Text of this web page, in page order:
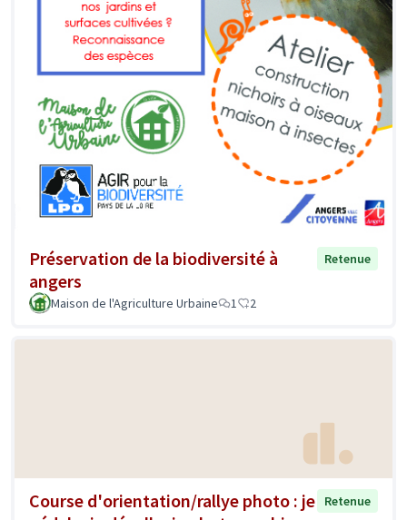
Préservation de la biodiversité à
angers
Retenue
Maison de l'Agriculture Urbaine 1 2
Course d'orientation/rallye photo : je
Retenue